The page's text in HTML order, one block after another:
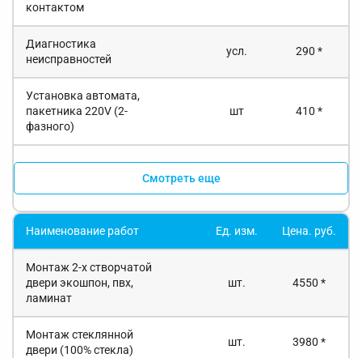
контактом
Диагностика
неисправностей
усл. 290 *
Установка автомата,
пакетника 220V (2-
фазного)
шт 410 *
Смотреть еще
Наименование работ Ед. изм. Цена. руб.
Монтаж 2-х створчатой
двери экошпон, пвх,
ламинат
шт. 4550 *
Монтаж стеклянной
двери (100% стекла)
шт. 3980 *